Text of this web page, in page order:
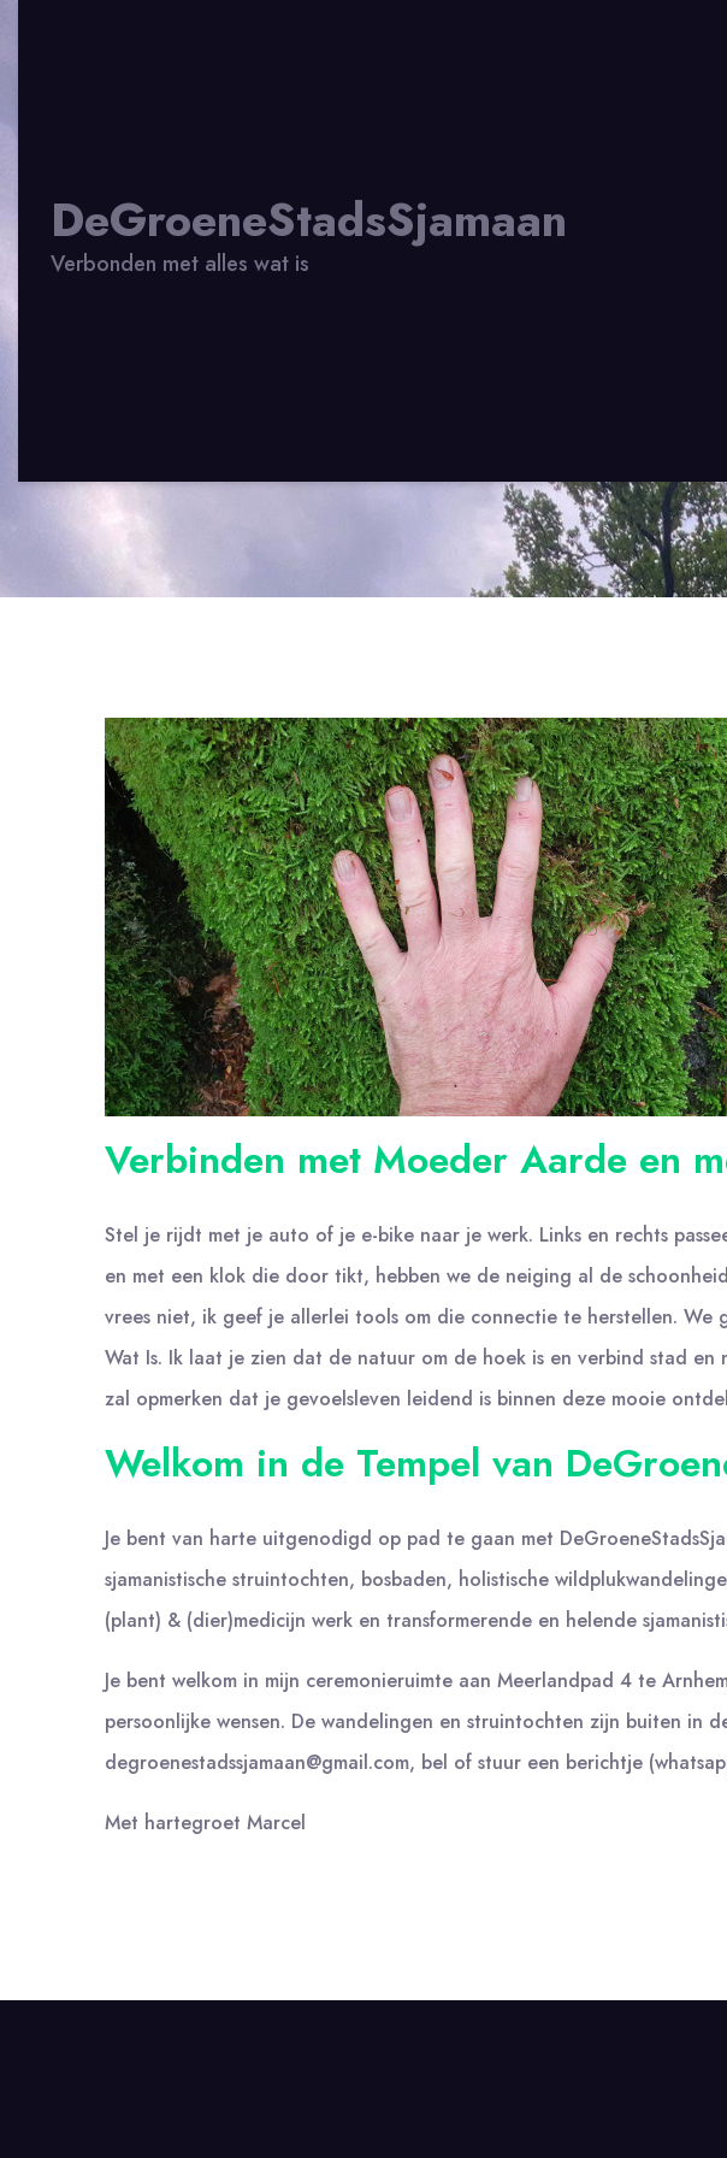
DeGroeneStadsSjamaan
Verbonden met alles wat is
Verbinden met Moeder Aarde en
Stel je rijdt met je auto of je e-bike naar je werk. Links en rechts
en met een klok die door tikt, hebben we de neiging al de
vrees niet, ik geef je allerlei tools om die connectie te herstellen.
Wat Is. Ik laat je zien dat de natuur om de hoek is en verbind stad
zal opmerken dat je gevoelsleven leidend is binnen deze mooie
Welkom in de Tempel van
Je bent van harte uitgenodigd op pad te gaan met
sjamanistische struintochten, bosbaden, holistische
(plant) & (dier)medicijn werk en transformerende en helende
Je bent welkom in mijn ceremonieruimte aan Meerlandpad 4 te
persoonlijke wensen. De wandelingen en struintochten zijn buiten in
degroenestadssjamaan@gmail.com, bel of stuur een berichtje
Met hartegroet Marcel